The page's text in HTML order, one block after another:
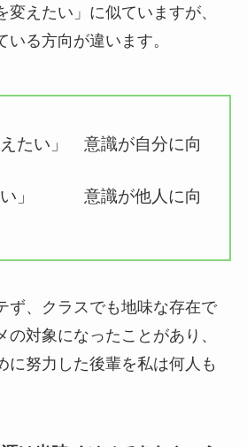
変えたい」に似ていますが、
る方向が違います。
えたい」 意識が自分に向
い」 意識が他人に向
ず、クラスでも地味な存在で
の対象になったことがあり、
に努力した後輩を私は何人も